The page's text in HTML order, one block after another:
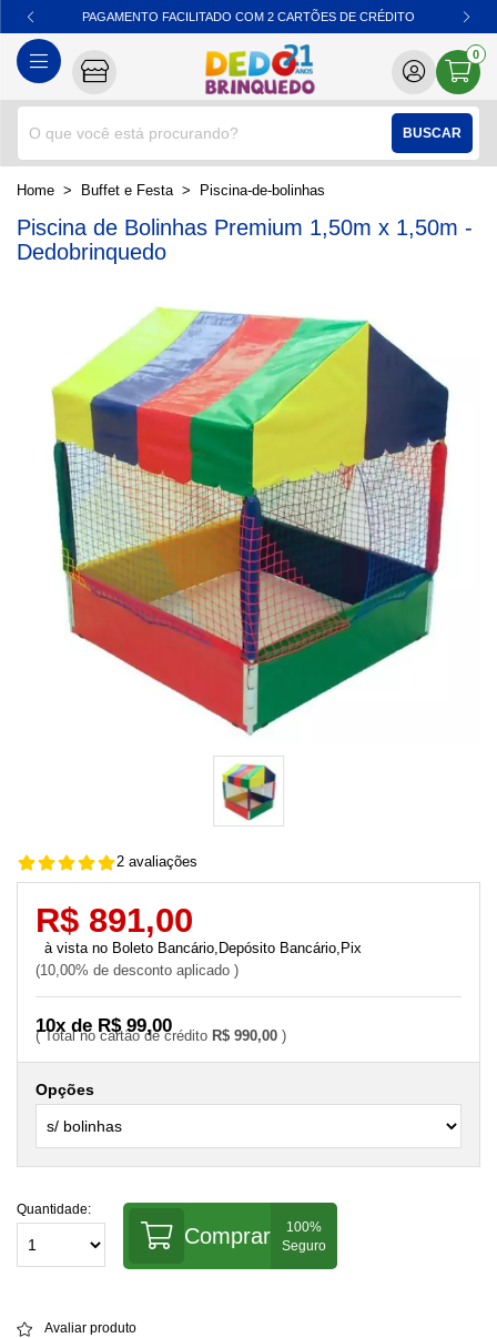
BUSCAR
0
PAGAMENTO FACILITADO COM 2 CARTÕES DE CRÉDITO
home Buffet e Festa piscina-de-bolinhas
Piscina de Bolinhas Premium 1,50m x 1,50m -
Dedobrinquedo
2 avaliações
R$ 990,00
10x de R$ 99,00
R$ 891,00
10,00% de desconto aplicado
Boleto Bancário,Depósito Bancário,Pix
Opções
Quantidade:
Comprar
Avaliar produto